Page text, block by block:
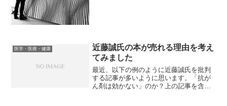
医学・医療・健康
近藤誠氏の本が売れる理由を考え
てみました
最近、以下の例のように近藤誠氏を批判
する記事が多いように思います。「抗が
ん剤は効かない」のか？上の記事を含む4